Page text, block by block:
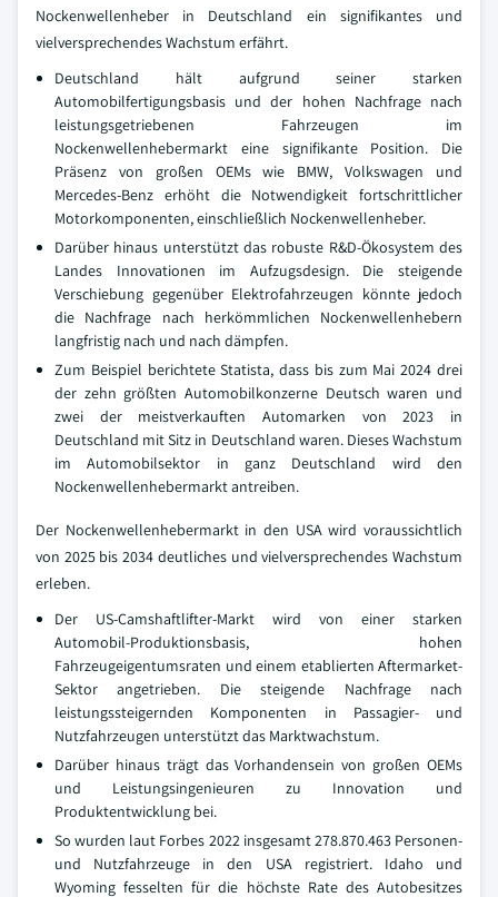
Nockenwellenheber in Deutschland ein signifikantes und
vielversprechendes Wachstum erfährt.
Deutschland hält aufgrund seiner starken
Automobilfertigungsbasis und der hohen Nachfrage nach
leistungsgetriebenen Fahrzeugen im
Nockenwellenhebermarkt eine signifikante Position. Die
Präsenz von großen OEMs wie BMW, Volkswagen und
Mercedes-Benz erhöht die Notwendigkeit fortschrittlicher
Motorkomponenten, einschließlich Nockenwellenheber.
Darüber hinaus unterstützt das robuste R&D-Ökosystem des
Landes Innovationen im Aufzugsdesign. Die steigende
Verschiebung gegenüber Elektrofahrzeugen könnte jedoch
die Nachfrage nach herkömmlichen Nockenwellenhebern
langfristig nach und nach dämpfen.
Zum Beispiel berichtete Statista, dass bis zum Mai 2024 drei
der zehn größten Automobilkonzerne Deutsch waren und
zwei der meistverkauften Automarken von 2023 in
Deutschland mit Sitz in Deutschland waren. Dieses Wachstum
im Automobilsektor in ganz Deutschland wird den
Nockenwellenhebermarkt antreiben.
Der Nockenwellenhebermarkt in den USA wird voraussichtlich
von 2025 bis 2034 deutliches und vielversprechendes Wachstum
erleben.
Der US-Camshaftlifter-Markt wird von einer starken
Automobil-Produktionsbasis, hohen
Fahrzeugeigentumsraten und einem etablierten Aftermarket-
Sektor angetrieben. Die steigende Nachfrage nach
leistungssteigernden Komponenten in Passagier- und
Nutzfahrzeugen unterstützt das Marktwachstum.
Darüber hinaus trägt das Vorhandensein von großen OEMs
und Leistungsingenieuren zu Innovation und
Produktentwicklung bei.
So wurden laut Forbes 2022 insgesamt 278.870.463 Personen-
und Nutzfahrzeuge in den USA registriert. Idaho und
Wyoming fesselten für die höchste Rate des Autobesitzes